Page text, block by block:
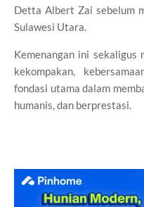
Detta Albert Zai sebelum
Sulawesi Utara.
Kemenangan ini sekaligus
kekompakan,
fondasi utama dalam
humanis, dan berprestasi.